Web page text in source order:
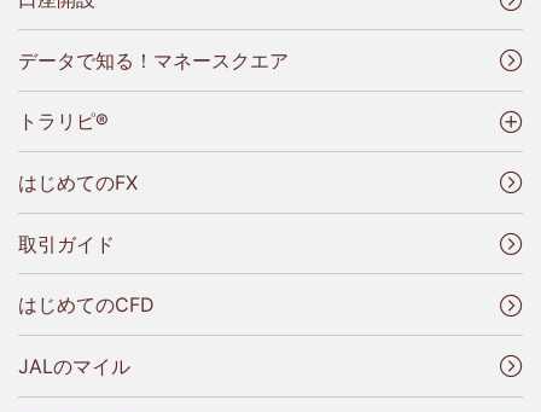
データで知る！マネースクエア
トラリピ®
はじめてのFX
取引ガイド
はじめてのCFD
JALのマイル